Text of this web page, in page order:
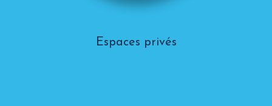
Espaces privés